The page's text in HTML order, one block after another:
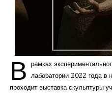
В рамках
лаборатории 2022 года в
проходит выставка скульптуры